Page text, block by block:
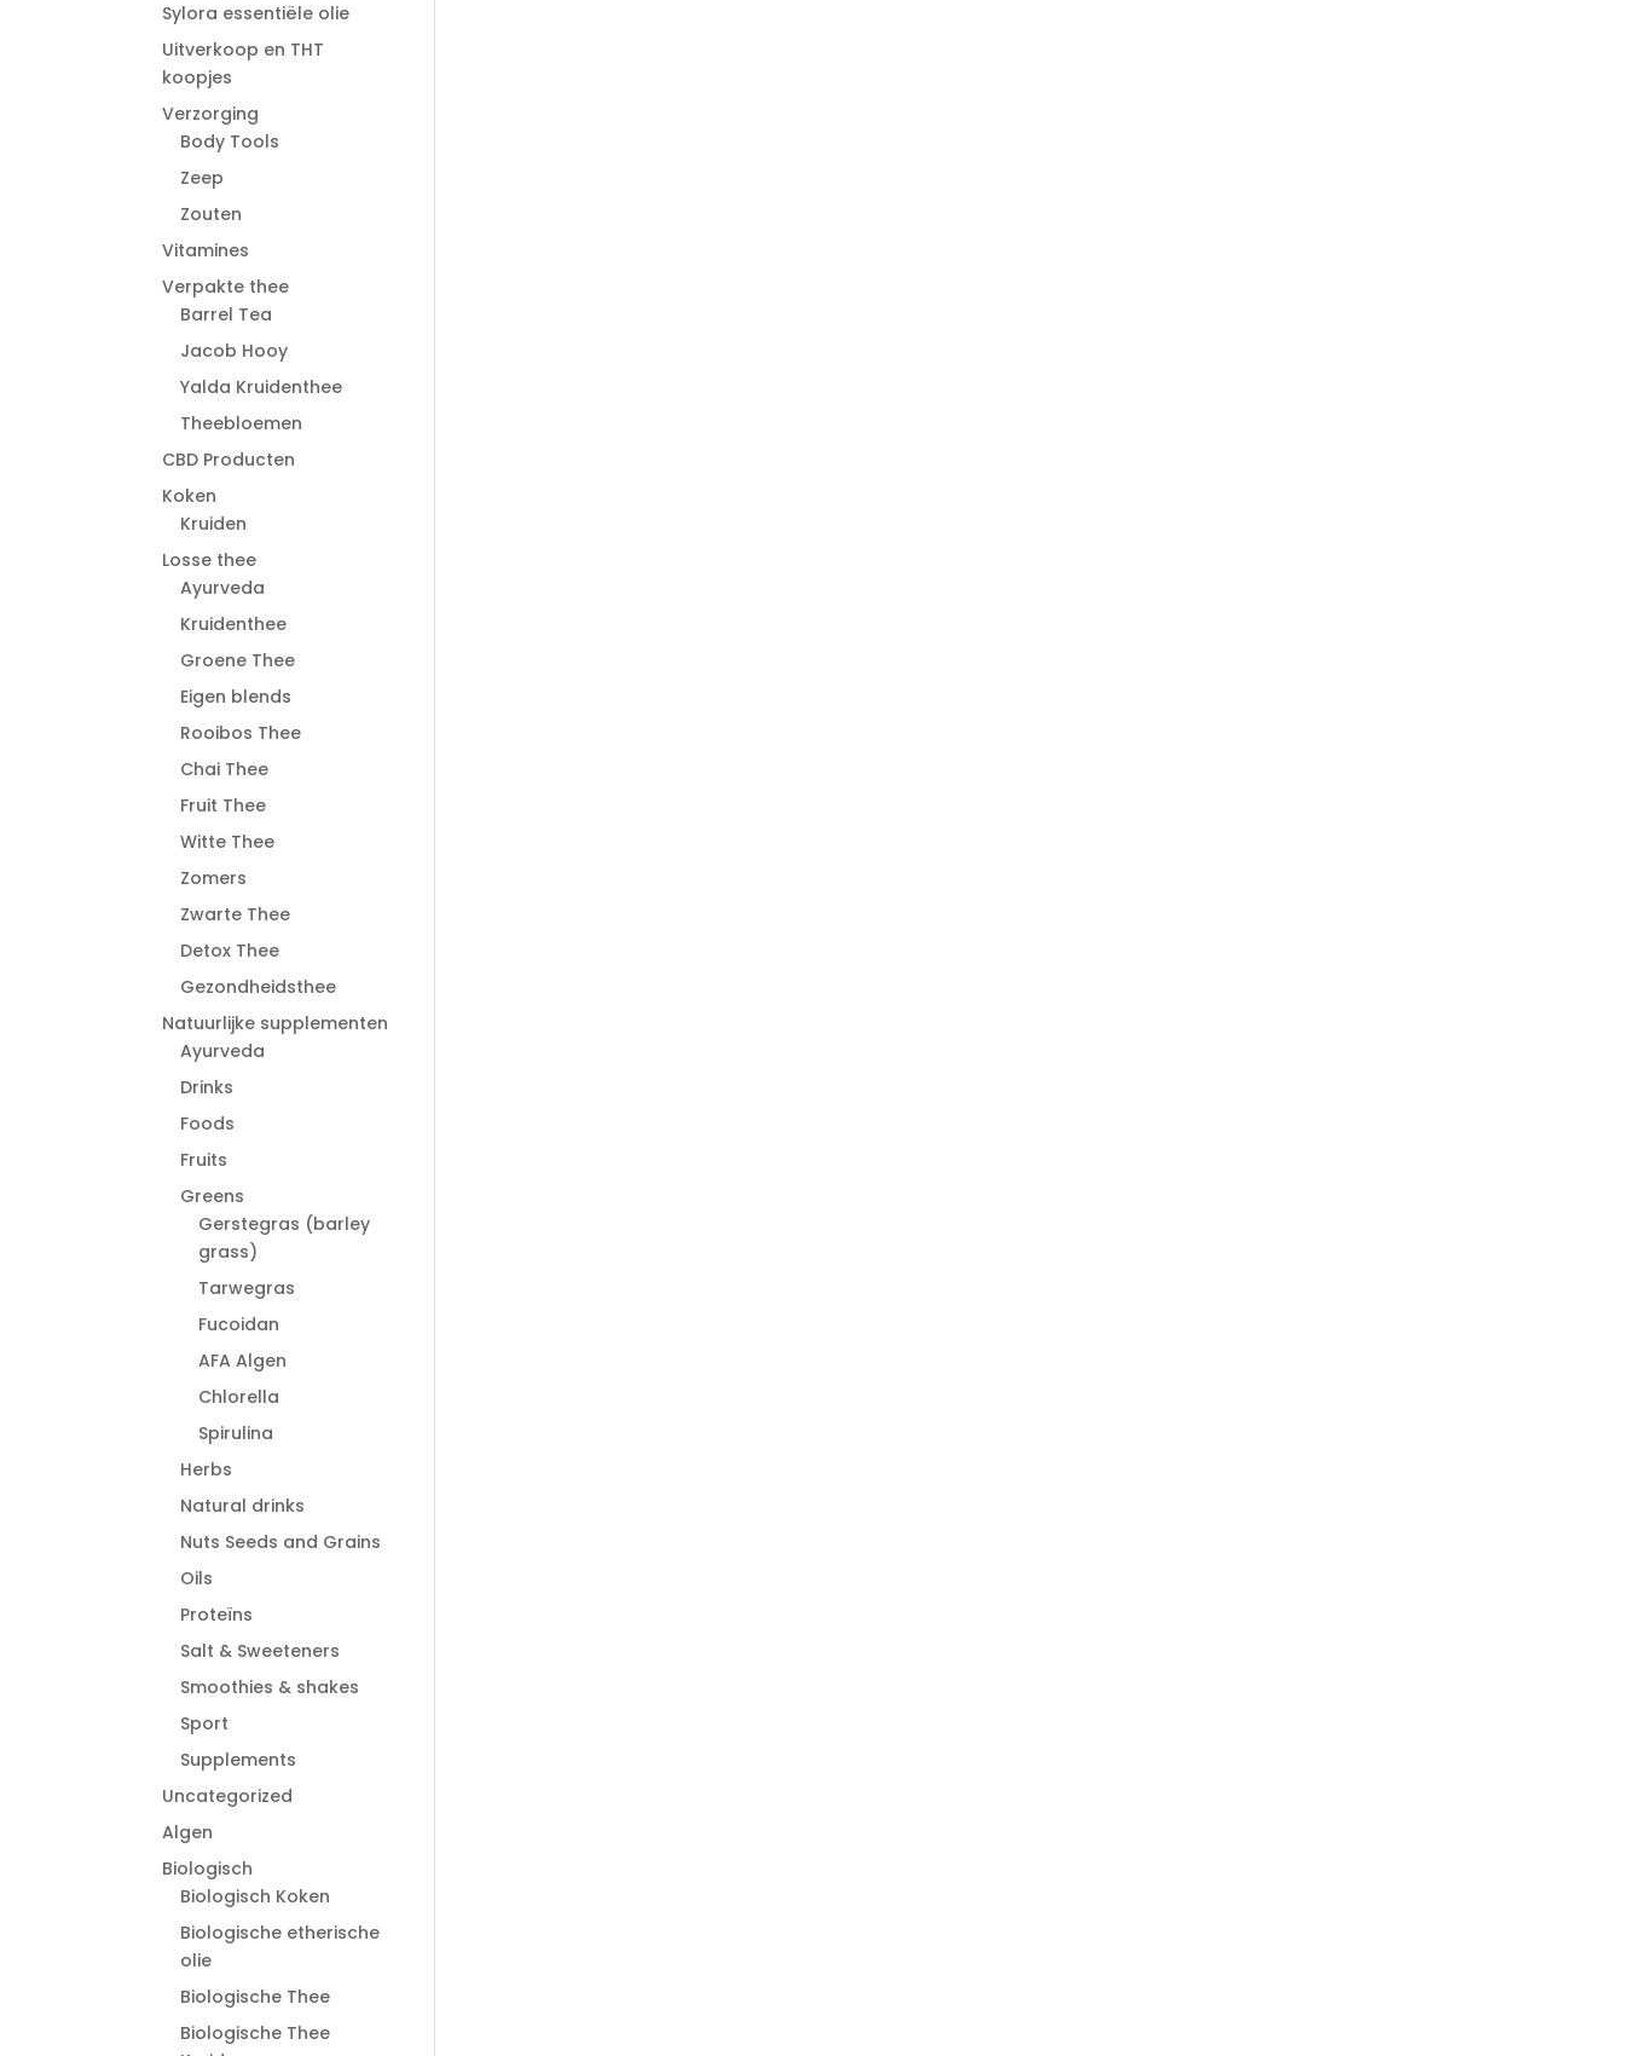
Sylora essentiële olie
Uitverkoop en THT
koopjes
Verzorging
Body Tools
Zeep
Zouten
Vitamines
Verpakte thee
Barrel Tea
Jacob Hooy
Yalda Kruidenthee
Theebloemen
CBD Producten
Koken
Kruiden
Losse thee
Ayurveda
Kruidenthee
Groene Thee
Eigen blends
Rooibos Thee
Chai Thee
Fruit Thee
Witte Thee
Zomers
Zwarte Thee
Detox Thee
Gezondheidsthee
Natuurlijke supplementen
Ayurveda
Drinks
Foods
Fruits
Greens
Gerstegras (barley
grass)
Tarwegras
Fucoidan
AFA Algen
Chlorella
Spirulina
Herbs
Natural drinks
Nuts Seeds and Grains
Oils
Proteïns
Salt & Sweeteners
Smoothies & shakes
Sport
Supplements
Uncategorized
Algen
Biologisch
Biologisch Koken
Biologische etherische
olie
Biologische Thee
Biologische Thee